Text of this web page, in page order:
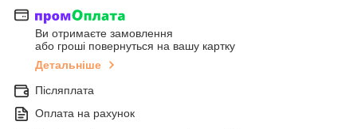
Ви отримаєте замовлення
або гроші повернуться на вашу картку
Детальніше
Післяплата
Оплата на рахунок